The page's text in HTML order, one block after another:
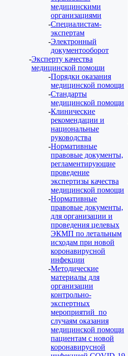
медицинскими
организациями
Специалистам-
экспертам
Электронный
документооборот
Эксперту качества
медицинской помощи
Порядки оказания
медицинской помощи
Стандарты
медицинской помощи
Клинические
рекомендации и
национальные
руководства
Нормативные
правовые документы,
регламентирующие
проведение
экспертизы качества
медицинской помощи
Нормативные
правовые документы,
для организации и
проведения целевых
ЭКМП по летальным
исходам при новой
коронавирусной
инфекции
Методические
материалы для
организации
контрольно-
экспертных
мероприятий по
случаям оказания
медицинской помощи
пациентам с новой
коронавирусной